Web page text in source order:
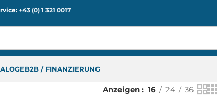
+43 (0) 1 321 0017
B2B / FINANZIERUNG
Anzeigen 16 24 36